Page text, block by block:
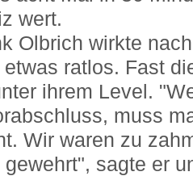
wert.
Olbrich wirkte
ratlos. Fast
ihrem Level.
muss
Wir waren zu
sagte er